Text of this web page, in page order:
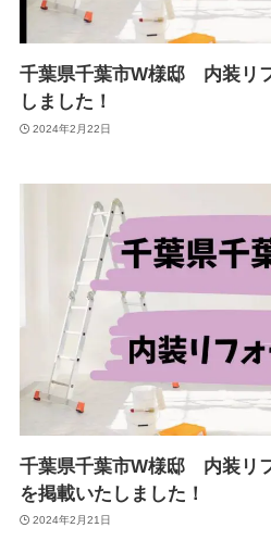
千葉県千葉市W様邸 内装リ
しました！
2024年2月22日
千葉県千葉市W様邸 内装リ
を掲載いたしました！
2024年2月21日